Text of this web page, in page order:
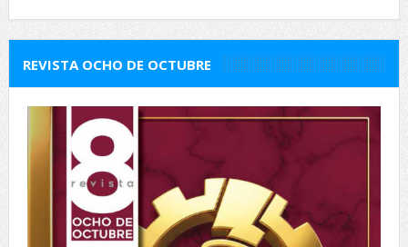
REVISTA OCHO DE OCTUBRE